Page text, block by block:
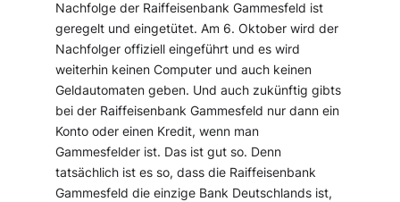
Nachfolge der Raiffeisenbank Gammesfeld ist
geregelt und eingetütet. Am 6. Oktober wird der
Nachfolger offiziell eingeführt und es wird
weiterhin keinen Computer und auch keinen
Geldautomaten geben. Und auch zukünftig gibts
bei der Raiffeisenbank Gammesfeld nur dann ein
Konto oder einen Kredit, wenn man
Gammesfelder ist. Das ist gut so. Denn
tatsächlich ist es so, dass die Raiffeisenbank
Gammesfeld die einzige Bank Deutschlands ist,